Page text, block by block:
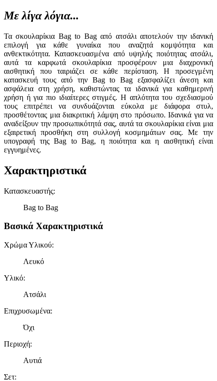
Με λίγα λόγια...
Τα σκουλαρίκια Bag to Bag από ατσάλι αποτελούν την ιδανική
επιλογή για κάθε γυναίκα που αναζητά κομψότητα και
ανθεκτικότητα. Κατασκευασμένα από υψηλής ποιότητας ατσάλι,
αυτά τα καρφωτά σκουλαρίκια προσφέρουν μια διαχρονική
αισθητική που ταιριάζει σε κάθε περίσταση. Η προσεγμένη
κατασκευή τους από την Bag to Bag εξασφαλίζει άνεση και
ασφάλεια στη χρήση, καθιστώντας τα ιδανικά για καθημερινή
χρήση ή για πιο ιδιαίτερες στιγμές. Η απλότητα του σχεδιασμού
τους επιτρέπει να συνδυάζονται εύκολα με διάφορα στυλ,
προσθέτοντας μια διακριτική λάμψη στο πρόσωπο. Ιδανικά για να
αναδείξουν την προσωπικότητά σας, αυτά τα σκουλαρίκια είναι μια
εξαιρετική προσθήκη στη συλλογή κοσμημάτων σας. Με την
υπογραφή της Bag to Bag, η ποιότητα και η αισθητική είναι
εγγυημένες.
Χαρακτηριστικά
Κατασκευαστής:
Bag to Bag
Βασικά Χαρακτηριστικά
Χρώμα Υλικού:
Λευκό
Υλικό:
Ατσάλι
Επιχρυσωμένα:
Όχι
Περιοχή:
Αυτιά
Σετ: